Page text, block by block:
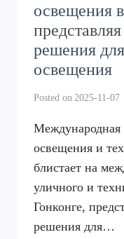
освещения
решения
освещения
Posted on 2025-11-07
Международная
освещения и
блистает на
уличного и
Гонконге,
решения для…